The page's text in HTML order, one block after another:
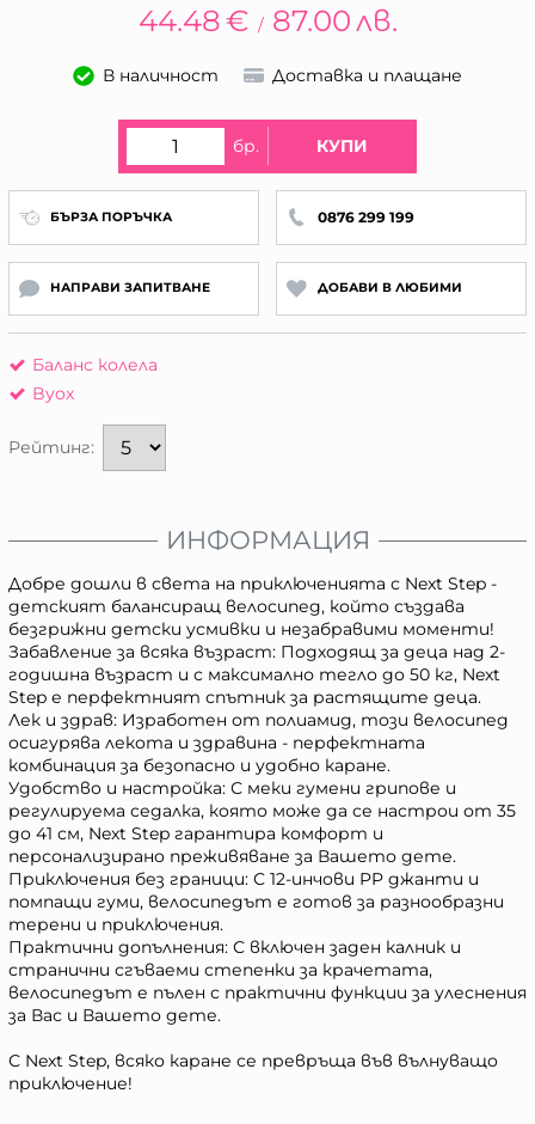
44.48€ / 87.00 лв.
В наличност Доставка и плащане
бр. КУПИ
БЪРЗА ПОРЪЧКА 0876 299 199
НАПРАВИ ЗАПИТВАНЕ ДОБАВИ В ЛЮБИМИ
Баланс колела
Byox
Рейтинг:
ИНФОРМАЦИЯ
Добре дошли в света на приключенията с Next Step -
детският балансиращ велосипед, който създава
безгрижни детски усмивки и незабравими моменти!
Забавление за всяка възраст: Подходящ за деца над 2-
годишна възраст и с максимално тегло до 50 кг, Next
Step е перфектният спътник за растящите деца.
Лек и здрав: Изработен от полиамид, този велосипед
осигурява лекота и здравина - перфектната
комбинация за безопасно и удобно каране.
Удобство и настройка: С меки гумени грипове и
регулируема седалка, която може да се настрои от 35
до 41 см, Next Step гарантира комфорт и
персонализирано преживяване за Вашето дете.
Приключения без граници: С 12-инчови PP джанти и
помпащи гуми, велосипедът е готов за разнообразни
терени и приключения.
Практични допълнения: С включен заден калник и
странични сгъваеми степенки за крачетата,
велосипедът е пълен с практични функции за улеснения
за Вас и Вашето дете.
С Next Step, всяко каране се превръща във вълнуващо
приключение!